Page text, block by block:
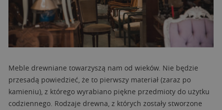
Meble drewniane towarzyszą nam od wieków. Nie będzie
przesadą powiedzieć, że to pierwszy materiał (zaraz po
kamieniu), z którego wyrabiano piękne przedmioty do użytku
codziennego. Rodzaje drewna, z których zostały stworzone